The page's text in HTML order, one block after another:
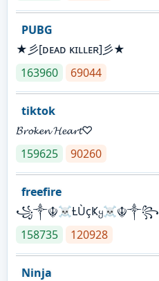
PUBG
★彡[ᴅᴇᴀᴅ ᴋɪʟʟᴇʀ]彡★
163960
69044
tiktok
𝓑𝓻𝓸𝓴𝓮𝓷 𝓗𝓮𝓪𝓻𝓽♡
159625
90260
freefire
꧁༒☬☠Ƚ︎ÙçҜყ☠︎☬༒꧂
158735
120928
Ninja